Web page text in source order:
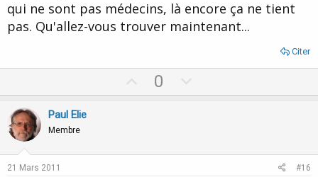
qui ne sont pas médecins, là encore ça ne tient
pas. Qu'allez-vous trouver maintenant...
Citer
p
0
o
Paul Elie
Membre
21 Mars 2011 #16